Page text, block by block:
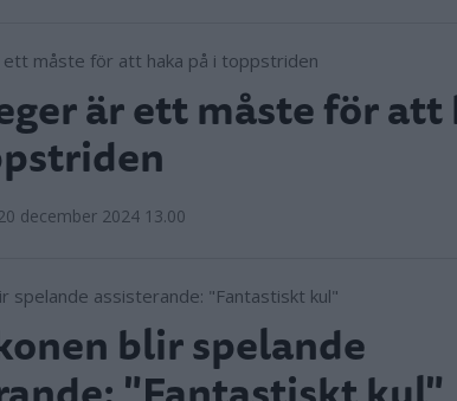
är ett måste för att
december 2024 13.00
blir spelande